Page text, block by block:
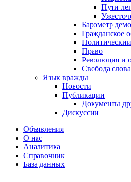
Пути
Барометр
Гражданское
Право
Революция и
Свобода слова
Язык вражды
Новости
Публикации
Документы
Дискуссии
Объявления
О нас
Аналитика
Справочник
База данных